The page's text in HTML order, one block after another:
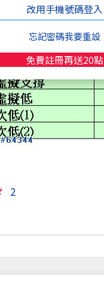
2
改用手機號碼登入
忘記密碼我要重設
免費註冊再送20點